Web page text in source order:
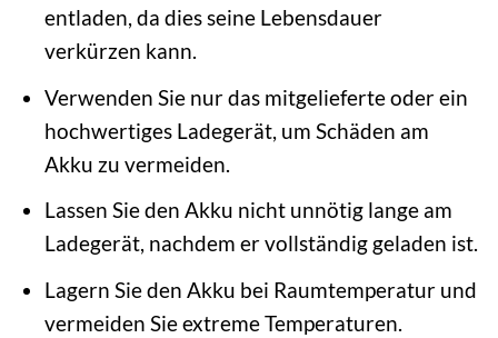
entladen, da dies seine Lebensdauer
verkürzen kann.
Verwenden Sie nur das mitgelieferte oder ein
hochwertiges Ladegerät, um Schäden am
Akku zu vermeiden.
Lassen Sie den Akku nicht unnötig lange am
Ladegerät, nachdem er vollständig geladen ist.
Lagern Sie den Akku bei Raumtemperatur und
vermeiden Sie extreme Temperaturen.